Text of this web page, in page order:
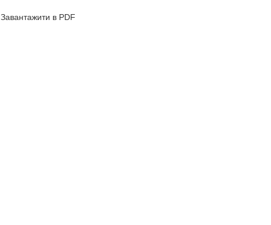
Завантажити в PDF